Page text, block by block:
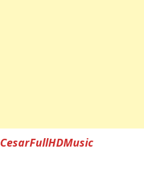
CesarFullHDMusic